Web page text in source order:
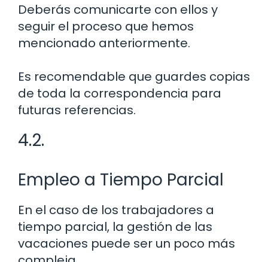
Deberás comunicarte con ellos y
seguir el proceso que hemos
mencionado anteriormente.
Es recomendable que guardes copias
de toda la correspondencia para
futuras referencias.
4.2.
Empleo a Tiempo Parcial
En el caso de los trabajadores a
tiempo parcial, la gestión de las
vacaciones puede ser un poco más